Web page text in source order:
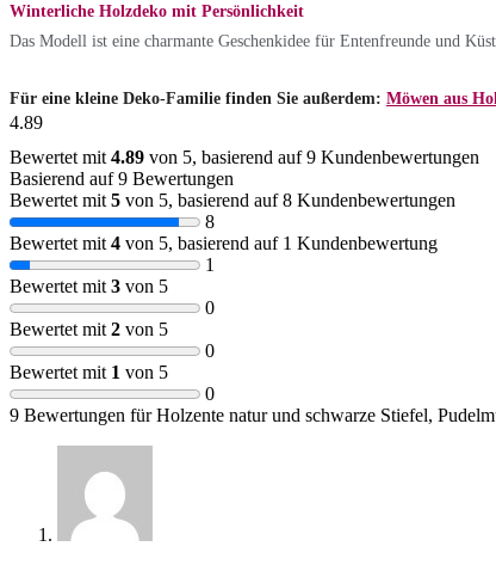
Winterliche Holzdeko mit Persönlichkeit
Das Modell ist eine charmante Geschenkidee für Entenfreunde und
Für eine kleine Deko-Familie finden Sie außerdem: Möwen aus
4.89
Bewertet mit 4.89 von 5, basierend auf9 Kundenbewertungen
Basierend auf 9 Bewertungen
Bewertet mit 5 von 5, basierend auf8 Kundenbewertungen
8
Bewertet mit 4 von 5, basierend auf 1 Kundenbewertung
1
Bewertet mit 3 von 5
0
Bewertet mit 2 von 5
0
Bewertet mit 1 von 5
0
9 Bewertungen fürHolzente natur und schwarze Stiefel,